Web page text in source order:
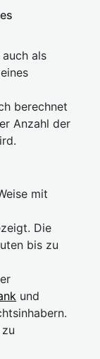
als
berechnet
Anzahl der
mit
Die
bis zu
und